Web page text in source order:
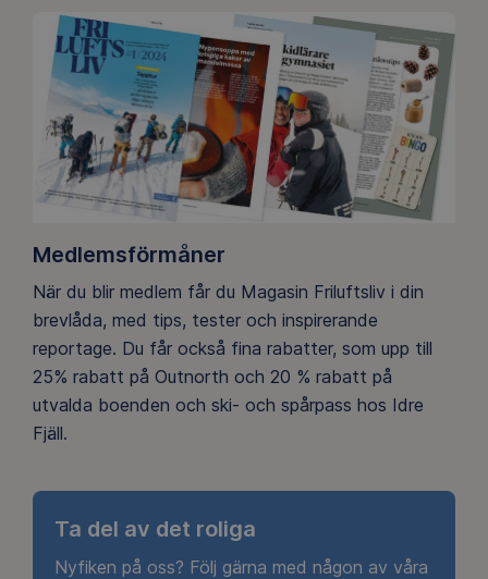
Medlemsförmåner
När du blir medlem får du Magasin Friluftsliv i din
brevlåda, med tips, tester och inspirerande
reportage. Du får också fina rabatter, som upp till
25% rabatt på Outnorth och 20 % rabatt på
utvalda boenden och ski- och spårpass hos Idre
Fjäll.
Ta del av det roliga
Nyfiken på oss? Följ gärna med någon av våra